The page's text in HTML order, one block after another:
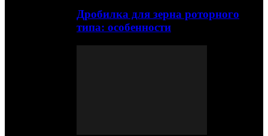
Дробилка для зерна роторного
типа: особенности